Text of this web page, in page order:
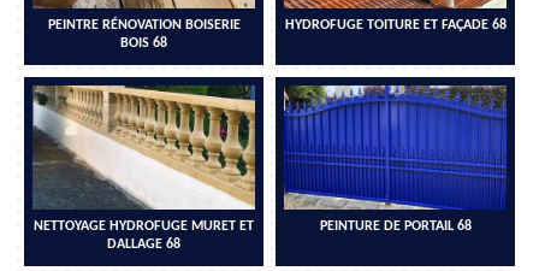
PEINTRE RÉNOVATION BOISERIE
BOIS 68
HYDROFUGE TOITURE ET FAÇADE 68
NETTOYAGE HYDROFUGE MURET ET
DALLAGE 68
PEINTURE DE PORTAIL 68